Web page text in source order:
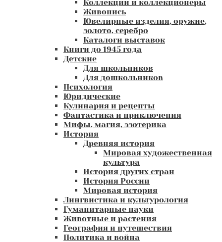
Коллекции и коллекционеры
Живопись
Ювелирные изделия, оружие,
золото, серебро
Каталоги выставок
Книги до 1945 года
Детские
Для школьников
Для дошкольников
Психология
Юридические
Кулинария и рецепты
Фантастика и приключения
Мифы, магия, эзотерика
История
Древняя история
Мировая художественная
культура
История других стран
История России
Мировая история
Лингвистика и культурология
Гуманитарные науки
Животные и растения
География и путешествия
Политика и война